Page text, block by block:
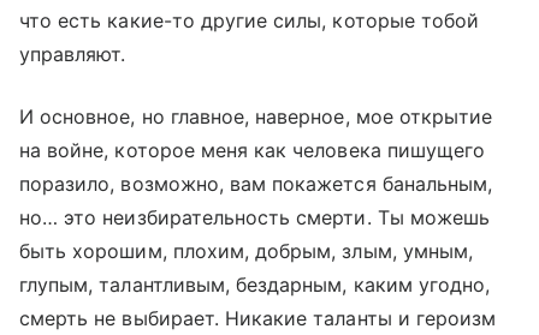
что есть какие-то другие силы, которые тобой
управляют.
И основное, но главное, наверное, мое открытие
на войне, которое меня как человека пишущего
поразило, возможно, вам покажется банальным,
но… это неизбирательность смерти. Ты можешь
быть хорошим, плохим, добрым, злым, умным,
глупым, талантливым, бездарным, каким угодно,
смерть не выбирает. Никакие таланты и героизм